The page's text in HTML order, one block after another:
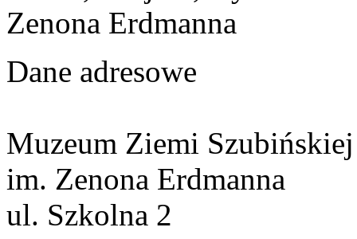
Zenona Erdmanna
Dane adresowe
Muzeum Ziemi Szubińskiej
im. Zenona Erdmanna
ul. Szkolna 2